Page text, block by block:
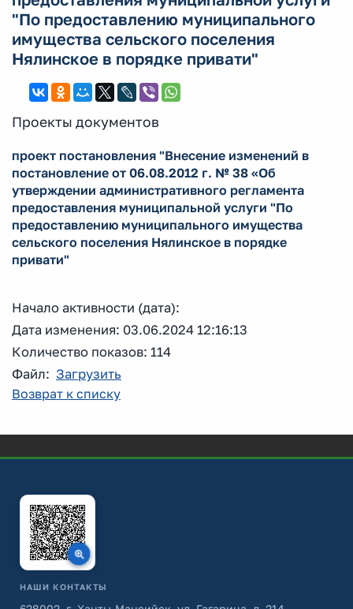
"По предоставлению муниципального
имущества сельского поселения
Нялинское в порядке привати"
Проекты документов
проект постановления "Внесение изменений в
постановление от 06.08.2012 г. № 38 «Об
утверждении административного регламента
предоставления муниципальной услуги "По
предоставлению муниципального имущества
сельского поселения Нялинское в порядке
привати"
Начало активности (дата):
Дата изменения: 03.06.2024 12:16:13
Количество показов: 114
Файл: Загрузить
Возврат к списку
НАШИ КОНТАКТЫ